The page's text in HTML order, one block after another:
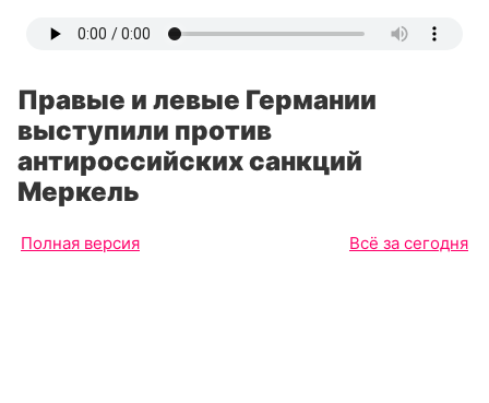
Правые и левые Германии
выступили против
антироссийских санкций
Меркель
Полная версия Всё за сегодня